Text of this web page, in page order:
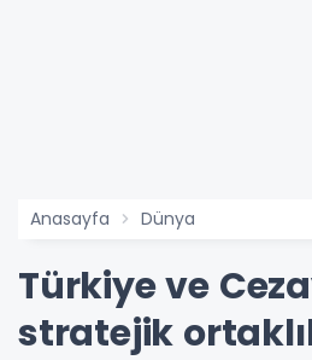
Anasayfa Dünya
Türkiye ve
stratejik